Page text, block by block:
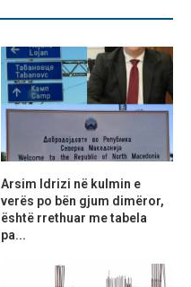
Arsim Idrizi në kulmin e
verës po bën gjum dimëror,
është rrethuar me tabela
pa...